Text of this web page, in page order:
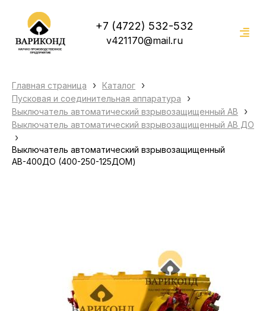
+7 (4722) 532-532
v421170@mail.ru
Главная страница › Каталог ›
Пусковая и соединительная аппаратура ›
Выключатель автоматический взрывозащищенный АВ ›
Выключатель автоматический взрывозащищенный АВ ДО
›
Выключатель автоматический взрывозащищенный
АВ-400ДО (400-250-125ДОМ)